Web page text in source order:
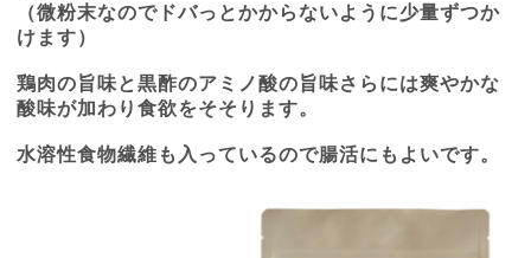
（微粉末なのでドバっとかからないように少量ずつか
けます）
鶏肉の旨味と黒酢のアミノ酸の旨味さらには爽やかな
酸味が加わり食欲をそそります。
水溶性食物繊維も入っているので腸活にもよいです。